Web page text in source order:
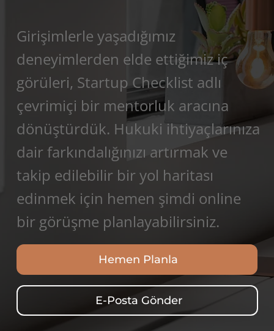
Girişimlerle yaşadığımız
deneyimlerden elde ettiğimiz iç
görüleri, Startup Checklist adlı
çevrimiçi bir mentorluk aracına
dönüştürdük. Hukuki ihtiyaçlarınıza
dair farkındalığınızı artırmak ve
takip edilebilir bir yol haritası
edinmek için hemen şimdi online
bir görüşme planlayabilirsiniz.
Hemen Planla
E-Posta Gönder